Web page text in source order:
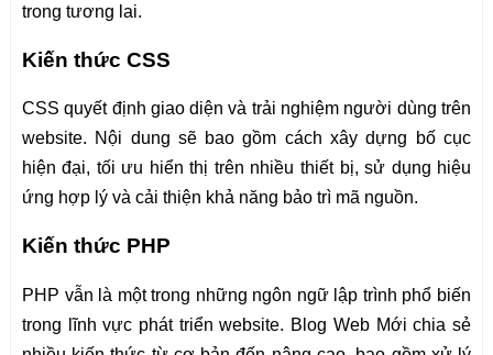
trong tương lai.
Kiến thức CSS
CSS quyết định giao diện và trải nghiệm người dùng trên
website. Nội dung sẽ bao gồm cách xây dựng bố cục
hiện đại, tối ưu hiển thị trên nhiều thiết bị, sử dụng hiệu
ứng hợp lý và cải thiện khả năng bảo trì mã nguồn.
Kiến thức PHP
PHP vẫn là một trong những ngôn ngữ lập trình phổ biến
trong lĩnh vực phát triển website. Blog Web Mới chia sẻ